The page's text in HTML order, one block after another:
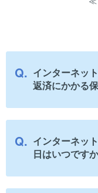
インターネッ
返済にかかる
インターネッ
日はいつです